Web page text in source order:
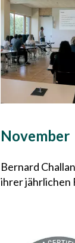
November
Bernard
ihrer jährlichen